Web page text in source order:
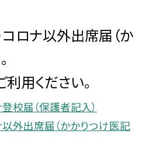
コロナ以外出席届（か
用ください。
校届（保護者記入）
以外出席届（かかりつけ医記